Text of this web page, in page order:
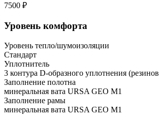
7500 ₽
Уровень комфорта
Уровень тепло/шумоизоляции
Стандарт
Уплотнитель
3 контура D-образного уплотнения
Заполнение полотна
минеральная вата URSA GEO М1
Заполнение рамы
минеральная вата URSA GEO М1